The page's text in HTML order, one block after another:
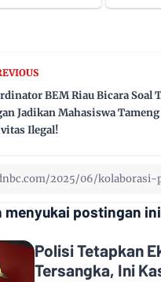
BEM Riau Bicara Soal
Jadikan Mahasiswa Tameng
Ilegal!
menyukai postingan ini
Polisi Tetapkan
Tersangka, Ini